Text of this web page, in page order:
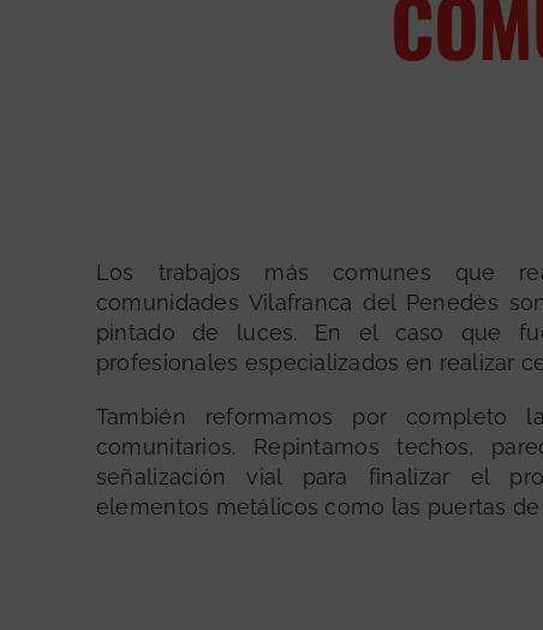
Los trabajos más comunes que
comunidades Vilafranca del Penedès
pintado de luces. En el caso que
profesionales especializados en realizar
También reformamos por completo
comunitarios. Repintamos techos,
señalización vial para finalizar el
elementos metálicos como las puertas de